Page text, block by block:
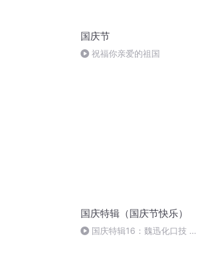
国庆节
祝福你亲爱的祖国
国庆特辑（国庆节快乐）
国庆特辑16：魏迅化口技 二